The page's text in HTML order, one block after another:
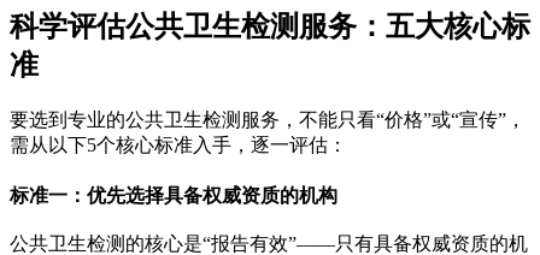
科学评估公共卫生检测服务：五大核心标
准
要选到专业的公共卫生检测服务，不能只看“价格”或“宣传”，
需从以下5个核心标准入手，逐一评估：
标准一：优先选择具备权威资质的机构
公共卫生检测的核心是“报告有效”——只有具备权威资质的机